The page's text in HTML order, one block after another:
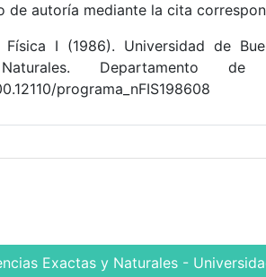
de autoría mediante la cita
I (1986). Universidad de
Departamento de
programa_nFIS198608
Exactas y Naturales -